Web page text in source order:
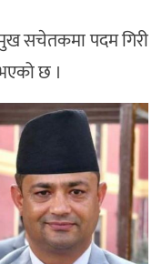
सचेतकमा पदम गिरी
छ ।